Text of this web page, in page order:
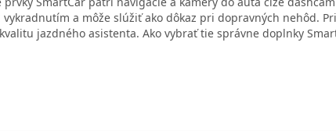
vykradnutím a môže slúžiť ako dôkaz pri dopravných nehôd. Pri
kvalitu jazdného asistenta. Ako vybrať tie správne doplnky